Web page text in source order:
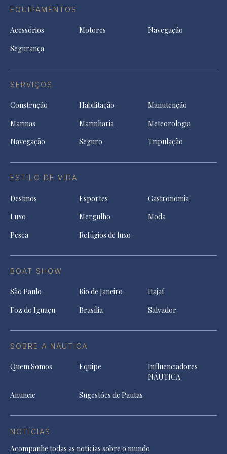
EQUIPAMENTOS
Acessórios Motores
Navegação
Segurança
SERVIÇOS
Construção Habilitação
Manutenção
Marinas
Marinharia
Meteorologia
Navegação
Seguro Tripulação
ESTILO DE VIDA
Destinos Esportes
Gastronomia
Luxo
Mergulho
Moda
Pesca
Refúgios de luxo
BOAT SHOW
São Paulo Rio de Janeiro
Itajaí
Foz do Iguaçu
Brasília Salvador
SOBRE A NÁUTICA
Quem Somos Equipe
Influenciadores
NÁUTICA
Anuncie
Sugestões de Pautas
NOTÍCIAS
Acompanhe todas as notícias sobre o mundo